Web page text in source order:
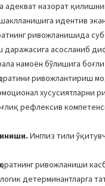
адекват назорат
идентив
ривожланишида
даражасига асосланиб
намоён бўлишига
рефлексив
Инглиз тили
ривожланиши
детерминантларга